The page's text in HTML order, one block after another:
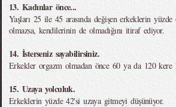
13. Kadınlar önce...
Yaşları 25 ile 45 arasında değişen erkeklerin
olmazsa, kendilerinin de olmadığını itiraf ediyor.
14. İsterseniz sayabilirsiniz.
Erkekler orgazm olmadan önce 60 ya da 120 kere
15. Uzaya yolculuk.
Erkeklerin yüzde 42'si uzaya gitmeyi düşünüyor.